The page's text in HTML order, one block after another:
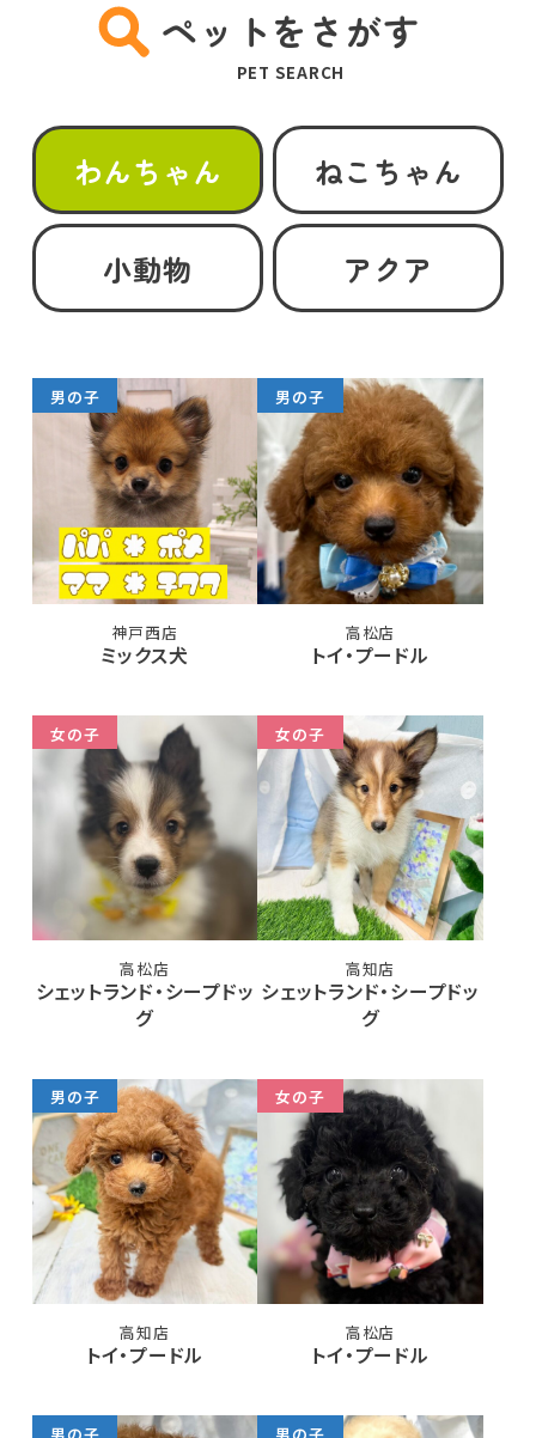
ペットをさがす
PET SEARCH
わんちゃん ねこちゃん
小動物 アクア
男の子
神戸西店
ミックス犬
男の子
高松店
トイ・プードル
女の子
高松店
シェットランド・シープドッ
グ
女の子
高知店
シェットランド・シープドッ
グ
男の子
高知店
トイ・プードル
女の子
高松店
トイ・プードル